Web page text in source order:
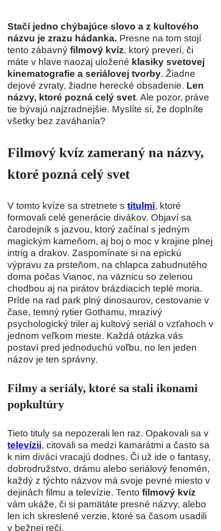
Stačí jedno chýbajúce slovo a z kultového
názvu je zrazu hádanka. Presne na tom stojí
tento zábavný filmový kvíz, ktorý preverí, či
máte v hlave naozaj uložené klasiky svetovej
kinematografie a seriálovej tvorby. Žiadne
dejové zvraty, žiadne herecké obsadenie. Len
názvy, ktoré pozná celý svet. Ale pozor, práve
tie bývajú najzradnejšie. Myslíte si, že doplníte
všetky bez zaváhania?
Filmový kvíz zameraný na názvy,
ktoré pozná celý svet
V tomto kvíze sa stretnete s titulmi, ktoré
formovali celé generácie divákov. Objaví sa
čarodejník s jazvou, ktorý začínal s jedným
magickým kameňom, aj boj o moc v krajine plnej
intríg a drakov. Zaspomínate si na epickú
výpravu za prsteňom, na chlapca zabudnutého
doma počas Vianoc, na väznicu so zelenou
chodbou aj na pirátov brázdiacich teplé moria.
Príde na rad park plný dinosaurov, cestovanie v
čase, temný rytier Gothamu, mrazivý
psychologický triler aj kultový seriál o vzťahoch v
jednom veľkom meste. Každá otázka vás
postaví pred jednoduchú voľbu, no len jeden
názov je ten správny.
Filmy a seriály, ktoré sa stali ikonami
popkultúry
Tieto tituly sa nepozerali len raz. Opakovali sa v
televízii, citovali sa medzi kamarátmi a často sa
k nim diváci vracajú dodnes. Či už ide o fantasy,
dobrodružstvo, drámu alebo seriálový fenomén,
každý z týchto názvov má svoje pevné miesto v
dejinách filmu a televízie. Tento filmový kvíz
vám ukáže, či si pamätáte presné názvy, alebo
len ich skreslené verzie, ktoré sa časom usadili
v bežnej reči.